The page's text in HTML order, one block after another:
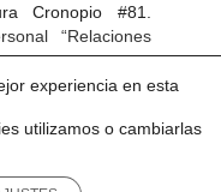
Cronopio #81.
“Relaciones
II del Proyecto
experiencia en esta
utilizamos o cambiarlas